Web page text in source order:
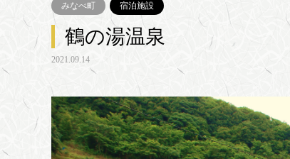
みなべ町 宿泊施設
鶴の湯温泉
2021.09.14